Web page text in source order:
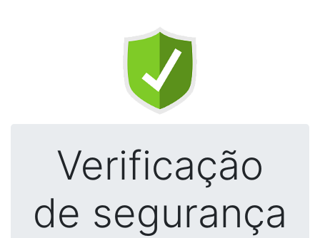
Verificação
de segurança